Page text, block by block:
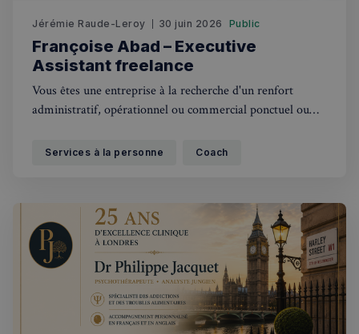
Jérémie Raude-Leroy 30 juin 2026 Public
Françoise Abad – Executive
Assistant freelance
Vous êtes une entreprise à la recherche d'un renfort
administratif, opérationnel ou commercial ponctuel ou
de métier ou tout simplement un particulier débordé ?
Services à la personne Coach